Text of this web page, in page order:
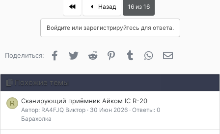
First Назад 16 из 16
Войдите или зарегистрируйтесь для ответа.
Поделиться: FacebookTwitter Reddit PinterestTumblr WhatsApp
Похожие темы
R Сканирующий приёмник Айком IC R-20
Автор: RA4FJQ Виктор 30 Июн 2026 Ответы: 0
Барахолка